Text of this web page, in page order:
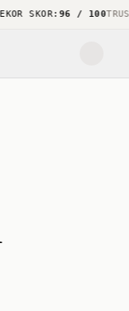
SKOR:96 / 100